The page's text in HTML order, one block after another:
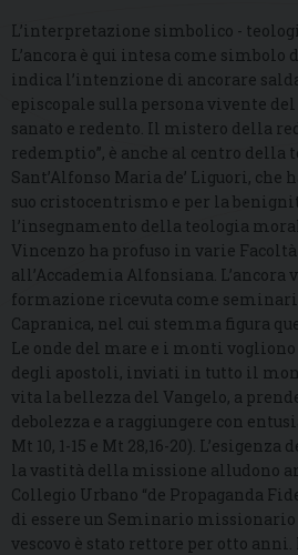
L’interpretazione simbolico -
L’ancora è qui intesa come simbolo
indica l’intenzione di ancorare
episcopale sulla persona vivente
sanato e redento. Il mistero della
redemptio”, è anche al centro della
Sant’Alfonso Maria de’ Liguori,
suo cristocentrismo e per la
l’insegnamento della teologia
Vincenzo ha profuso in varie
all’Accademia Alfonsiana. L’ancora
formazione ricevuta come
Capranica, nel cui stemma figura
Le onde del mare e i monti
degli apostoli, inviati in tutto il
vita la bellezza del Vangelo, a
debolezza e a raggiungere con
Mt 10, 1-15 e Mt 28,16-20).
la vastità della missione alludono
Collegio Urbano “de Propaganda
di essere un Seminario
vescovo è stato rettore per otto